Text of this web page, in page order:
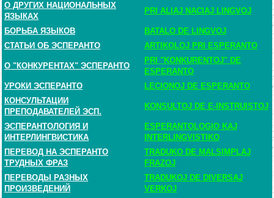
О ДРУГИХ НАЦИОНАЛЬНЫХ
ЯЗЫКАХ
PRI ALIAJ NACIAJ LINGVOJ
БОРЬБА ЯЗЫКОВ
BATALO DE LINGVOJ
СТАТЬИ ОБ ЭСПЕРАНТО
ARTIKOLOJ PRI ESPERANTO
О "КОНКУРЕНТАХ" ЭСПЕРАНТО
PRI "KONKURENTOJ" DE
ESPERANTO
УРОКИ ЭСПЕРАНТО
LECIONOJ DE ESPERANTO
КОНСУЛЬТАЦИИ
ПРЕПОДАВАТЕЛЕЙ ЭСП.
KONSULTOJ DE E-INSTRUISTOJ
ЭСПЕРАНТОЛОГИЯ И
ИНТЕРЛИНГВИСТИКА
ESPERANTOLOGIO KAJ
INTERLINGVISTIKO
ПЕРЕВОД НА ЭСПЕРАНТО
ТРУДНЫХ ФРАЗ
TRADUKO DE MALSIMPLAJ
FRAZOJ
ПЕРЕВОДЫ РАЗНЫХ
ПРОИЗВЕДЕНИЙ
TRADUKOJ DE DIVERSAJ
VERKOJ